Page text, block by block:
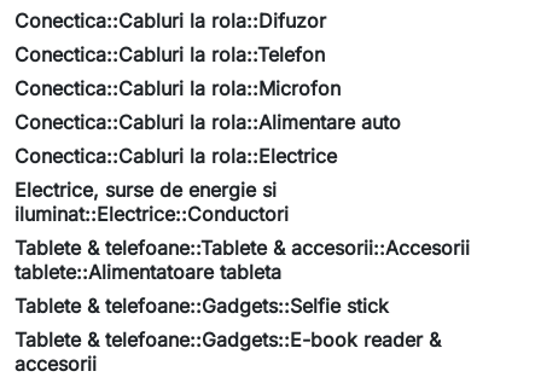
Conectica::Cabluri la rola::Difuzor
Conectica::Cabluri la rola::Telefon
Conectica::Cabluri la rola::Microfon
Conectica::Cabluri la rola::Alimentare auto
Conectica::Cabluri la rola::Electrice
Electrice, surse de energie si
iluminat::Electrice::Conductori
Tablete & telefoane::Tablete & accesorii::Accesorii
tablete::Alimentatoare tableta
Tablete & telefoane::Gadgets::Selfie stick
Tablete & telefoane::Gadgets::E-book reader &
accesorii